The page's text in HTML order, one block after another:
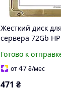
Жесткий диск для
сервера 72Gb HP
32MB
2.5" SAS БУ
Готово к
от47 ₴/мес
471 ₴